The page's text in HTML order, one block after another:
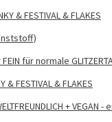
& FESTIVAL & FLAKES
für normale
& FESTIVAL & FLAKES
+ VEGAN -